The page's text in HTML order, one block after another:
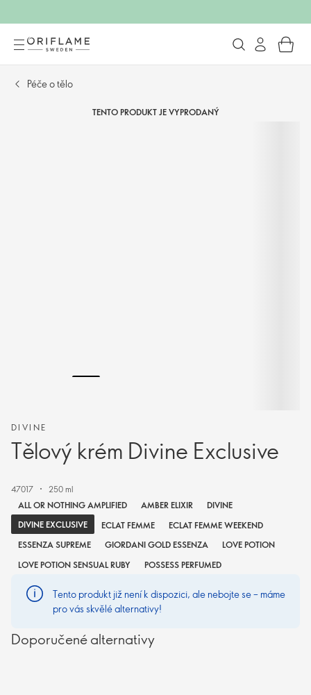
Péče o tělo
TENTO PRODUKT JE VYPRODANÝ
DIVINE
Tělový krém Divine Exclusive
47017
250 ml
ALL OR NOTHING AMPLIFIED
AMBER ELIXIR
DIVINE
DIVINE EXCLUSIVE
ECLAT FEMME
ECLAT FEMME WEEKEND
ESSENZA SUPREME
GIORDANI GOLD ESSENZA
LOVE POTION
LOVE POTION SENSUAL RUBY
POSSESS PERFUMED
Tento produkt již není k dispozici, ale nebojte se – máme
pro vás skvělé alternativy!
Doporučené alternativy